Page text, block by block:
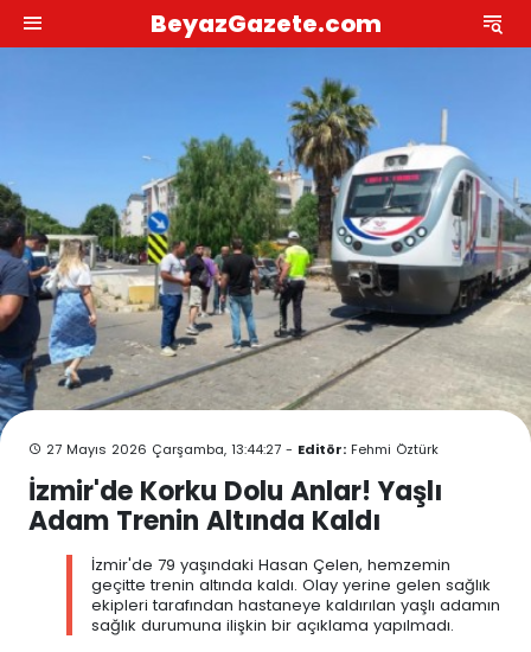
BeyazGazete.com
27 Mayıs 2026 Çarşamba, 13:44:27 - Editör: Fehmi Öztürk
İzmir'de Korku Dolu Anlar! Yaşlı
Adam Trenin Altında Kaldı
İzmir'de 79 yaşındaki Hasan Çelen, hemzemin
geçitte trenin altında kaldı. Olay yerine gelen sağlık
ekipleri tarafından hastaneye kaldırılan yaşlı adamın
sağlık durumuna ilişkin bir açıklama yapılmadı.